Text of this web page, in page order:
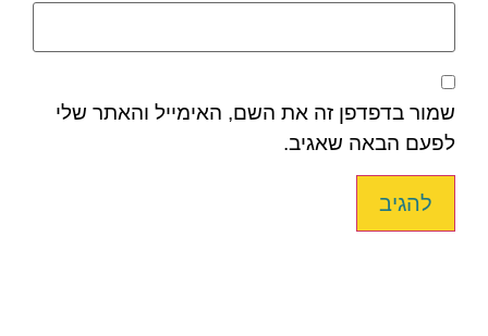
שמור בדפדפן זה את השם, האימייל והאתר שלי
לפעם הבאה שאגיב.